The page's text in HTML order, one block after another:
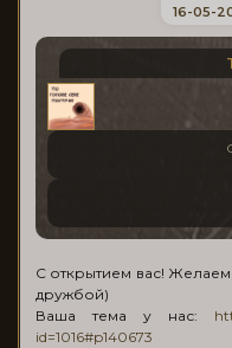
16-05-
С открытием вас!
дружбой)
Ваша тема у нас:
id=1016#p140673